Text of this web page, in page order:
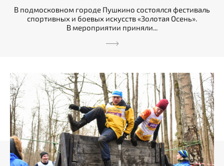
В подмосковном городе Пушкино состоялся фестиваль
спортивных и боевых искусств «Золотая Осень».
В мероприятии приняли...